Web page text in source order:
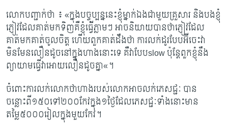
លោកបញ្ជាក់ថា ៖ «ក្នុងបច្ចុប្បន្ននេះខ្ញុំម្នាក់ឯងជាមួយគ្រួសារ និងបងខ្ញុំ
ភ្ញៀវដែលគាត់មកទិញគឺខ្ញុំធ្វើភា្លមៗ អាចនិយាយបានថាភ្ញៀវដែល
គាត់មកគាត់ចូលចិត្ត ហើយពួកគាត់ដឹងថា ការលក់ដូរបែបអ៊ីចេះវា
មិនមែនលឿនដូចនៅក្នុងហាងនោះទេ គឺវាបែបslow ប៉ុន្តែពួកខ្ញុំនឹង
ព្យាយាមធ្វើវាអោយលឿនដូចគ្នា«។
ចំពោះការលក់លោកថាហាងរបស់លោកអាចលក់ភេសជ្ជៈ បាន
ចន្លោះពី១៥០ទៅ២០០កែវក្នុង១ថ្ងៃដែលភេសជ្ជៈទាំងនោះមាន
តម្លៃ៥០០០រៀលក្នុងមួយកែវ។